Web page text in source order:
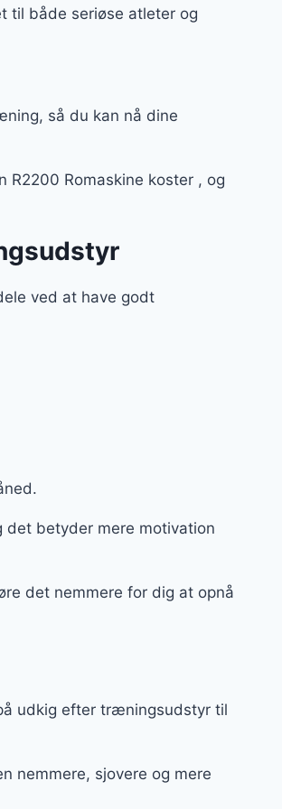
til både seriøse atleter og
så du kan nå dine
R2200 Romaskine koster , og
ved at have godt
det betyder mere motivation
det nemmere for dig at opnå
udkig efter træningsudstyr til
nemmere, sjovere og mere